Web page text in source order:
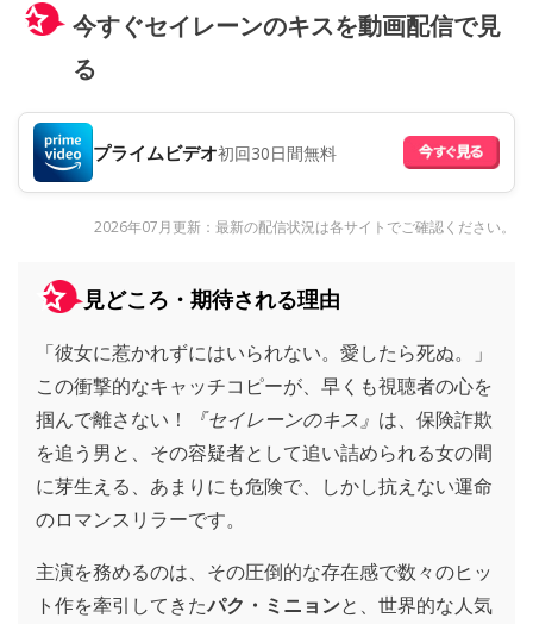
今すぐセイレーンのキスを動画配信で見
る
プライムビデオ初回30日間無料
2026年07月更新：最新の配信状況は各サイトでご確認ください。
見どころ・期待される理由
「彼女に惹かれずにはいられない。愛したら死ぬ。」
この衝撃的なキャッチコピーが、早くも視聴者の心を
掴んで離さない！
『セイレーンのキス』 は、保険詐欺
を追う男と、その容疑者として追い詰められる女の間
に芽生える、あまりにも危険で、しかし抗えない運命
のロマンスリラーです。
主演を務めるのは、その圧倒的な存在感で数々のヒッ
ト作を牽引してきたパク・ミニョンと、世界的な人気